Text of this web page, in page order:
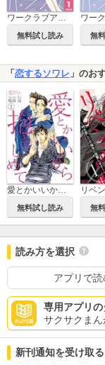
ワークラブアンバランス 分冊版
無料試し読み 無
「 恋するソワレ 」のお
無料試し読み 無
読み方を選択
アプリで読
専用アプリ
サクサクまん
新刊通知を受け取る